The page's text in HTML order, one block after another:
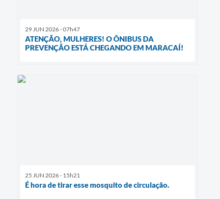
29 JUN 2026 - 07h47
ATENÇÃO, MULHERES! O ÔNIBUS DA
PREVENÇÃO ESTÁ CHEGANDO EM MARACAÍ!
25 JUN 2026 - 15h21
É hora de tirar esse mosquito de circulação.